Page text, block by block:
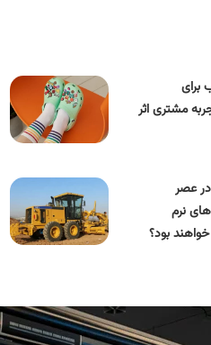
برای
مشتری اثر
عصر
نرم
بود؟